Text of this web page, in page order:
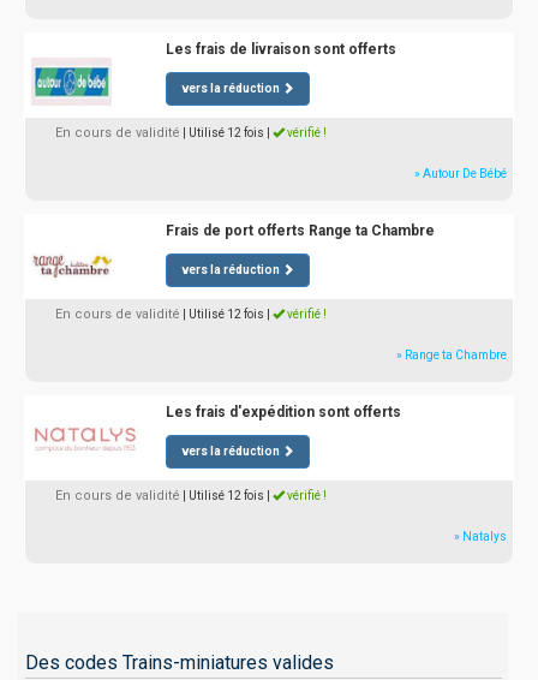
Les frais de livraison sont offerts
vers la réduction
En cours de validité | Utilisé 12 fois vérifié !
» Autour De Bébé
Frais de port offerts Range ta Chambre
vers la réduction
En cours de validité | Utilisé 12 fois vérifié !
» Range ta Chambre
Les frais d'expédition sont offerts
vers la réduction
En cours de validité | Utilisé 12 fois vérifié !
» Natalys
Des codes Trains-miniatures valides